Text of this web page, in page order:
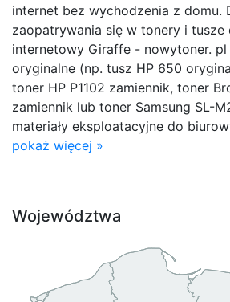
internet bez wychodzenia z domu.
zaopatrywania się w tonery i tusze
internetowy Giraffe - nowytoner. pl
oryginalne (np. tusz HP 650
toner HP P1102 zamiennik, toner
zamiennik lub toner Samsung SL-
materiały eksploatacyjne do
pokaż więcej »
Województwa